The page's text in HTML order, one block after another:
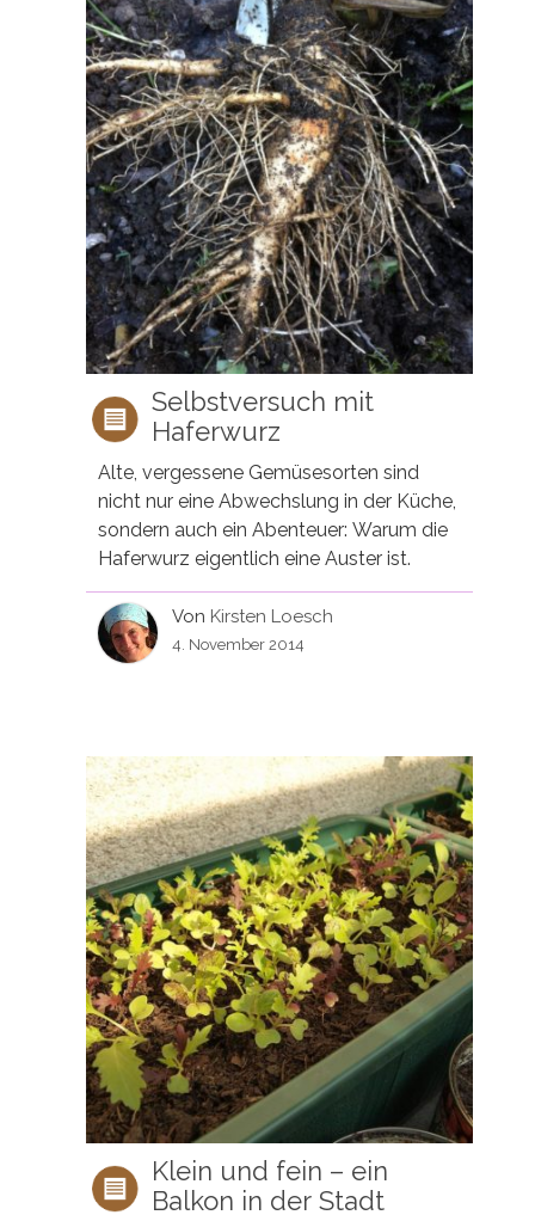
Selbstversuch mit
Haferwurz
Alte, vergessene Gemüsesorten sind
nicht nur eine Abwechslung in der Küche,
sondern auch ein Abenteuer: Warum die
Haferwurz eigentlich eine Auster ist.
Von Kirsten Loesch
4. November 2014
Klein und fein – ein
Balkon in der Stadt